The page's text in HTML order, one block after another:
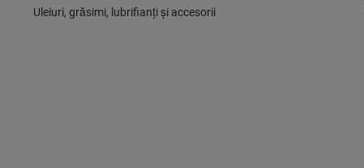
Uleiuri, grăsimi, lubrifianţi și accesorii